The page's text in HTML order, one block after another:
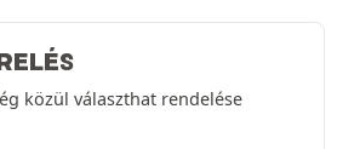
közül választhat rendelése